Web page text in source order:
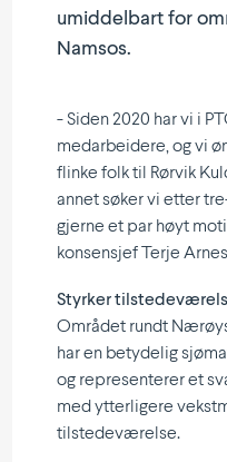
umiddelbart for
Namsos.
- Siden 2020 har vi i
medar­beidere, og vi
flinke folk til Rørvik
annet søker vi etter
gjerne et par høyt
konsensjef Terje
Styrker
Området rundt
har en betydelig
og repre­sen­terer et
med ytter­ligere
tilstedeværelse.